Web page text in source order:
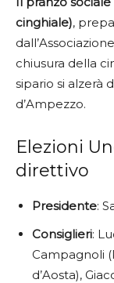
cinghiale),
chiusura della
sipario si alzerà
d’Ampezzo.
Elezioni
direttivo
Presidente:
Consiglieri:
Campagnoli
d’Aosta),